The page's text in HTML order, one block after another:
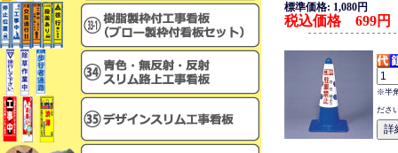
標準価格: 1,080円
税込価格 699円
※半
ださ